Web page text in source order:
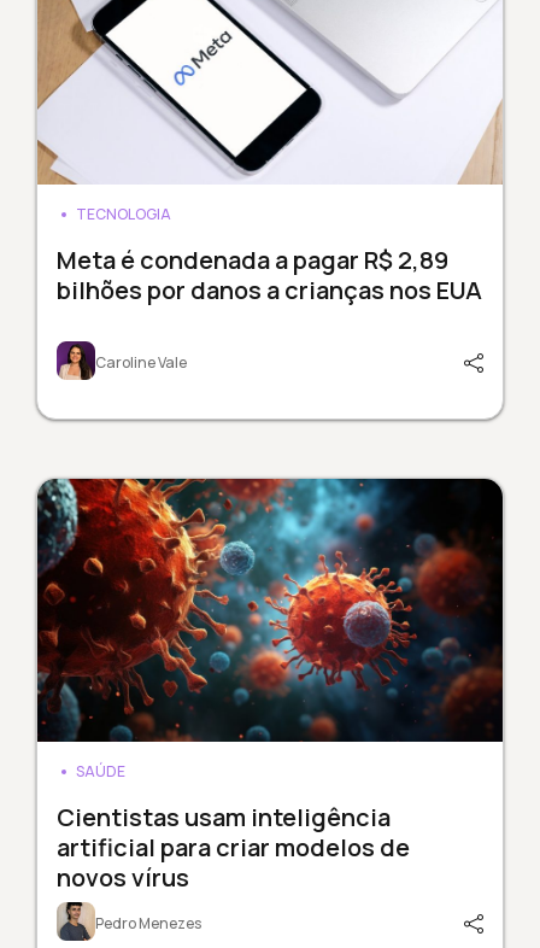
TECNOLOGIA
Meta é condenada a pagar R$ 2,89
bilhões por danos a crianças nos EUA
Caroline Vale
SAÚDE
Cientistas usam inteligência
artificial para criar modelos de
novos vírus
Pedro Menezes